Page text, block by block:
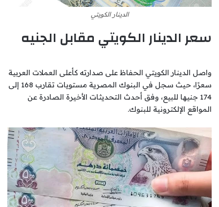
الدينار الكويتي
سعر الدينار الكويتي مقابل الجنيه
واصل الدينار الكويتي الحفاظ على صدارته كأعلى العملات العربية
سعرًا، حيث سجل في البنوك المصرية مستويات تقارب 168 إلى
174 جنيها للبيع، وفق أحدث التحديثات الأخيرة الصادرة عن
المواقع الإلكترونية للبنوك.